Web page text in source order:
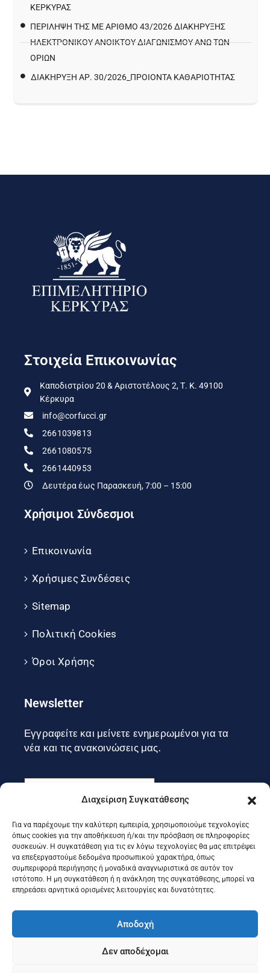
Διαχείριση Συγκατάθεσης
Για να παρέχουμε την καλύτερη εμπειρία, χρησιμοποιούμε τεχνολογίες
όπως cookies για την αποθήκευση ή/και την πρόσβαση σε πληροφορίες
συσκευών. Η συγκατάθεση για τις εν λόγω τεχνολογίες θα μας επιτρέψει
να επεξεργαστούμε δεδομένα προσωπικού χαρακτήρα, όπως
συμπεριφορά περιήγησης ή μοναδικά αναγνωριστικά σε αυτόν τον
ιστότοπο. Η μη συγκατάθεση ή η ανάκληση της συγκατάθεσης, μπορεί να
επηρεάσει αρνητικά ορισμένες λειτουργίες και δυνατότητες.
Αποδοχή
Δεν αποδέχομαι
ΚΈΡΚΥΡΑΣ
ΠΕΡΙΛΗΨΗ ΤΗΣ ΜΕ ΑΡΙΘΜΟ 43/2026 ΔΙΑΚΗΡΥΞΗΣ
ΗΛΕΚΤΡΟΝΙΚΟΥ ΑΝΟΙΚΤΟΥ ΔΙΑΓΩΝΙΣΜΟΥ ΑΝΩ ΤΩΝ
ΟΡΙΩΝ
ΔΙΑΚΉΡΥΞΗ ΑΡ. 30/2026_ΠΡΟΙΌΝΤΑ ΚΑΘΑΡΙΌΤΗΤΑΣ
Στοιχεία Επικοινωνίας
Καποδιστρίου 20 & Αριστοτέλους 2, Τ. Κ. 49100
Κέρκυρα
info@corfucci.gr
2661039813
2661080575
2661440953
Δευτέρα έως Παρασκευή, 7:00 – 15:00
Χρήσιμοι Σύνδεσμοι
Επικοινωνία
Χρήσιμες Συνδέσεις
Sitemap
Πολιτική Cookies
Όροι Χρήσης
Newsletter
Εγγραφείτε και μείνετε ενημερωμένοι για τα
νέα και τις ανακοινώσεις μας.
Εγγραφή
Ακολουθήστε μας στα social